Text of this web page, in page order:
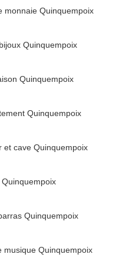
monnaie Quinquempoix
Quinquempoix
Quinquempoix
Quinquempoix
et cave Quinquempoix
Quinquempoix
musique Quinquempoix